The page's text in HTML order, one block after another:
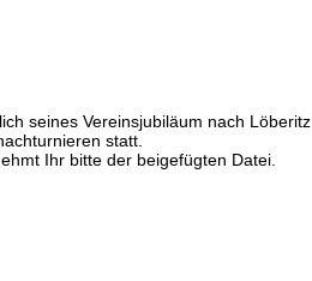
seines Vereinsjubiläum nach Löberitz
statt.
Ihr bitte der beigefügten Datei.